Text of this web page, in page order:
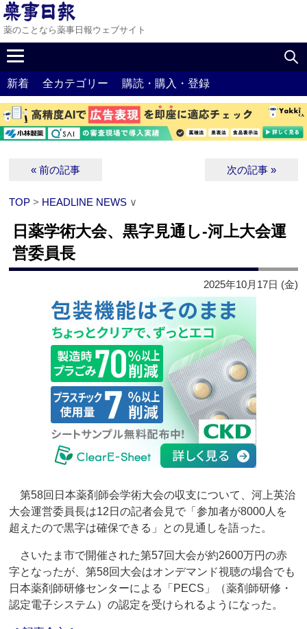
薬のことなら薬事日報ウェブサイト
新着 全カテゴリー 購読・購入・登録
« 前の記事 次の記事 »
TOP > HEADLINE NEWS ∨
日薬学術大会、黒字見通し‐河上大会運
営委員長
2025年10月17日 (金)
第58回日本薬剤師会学術大会の収支について、河上英治
大会運営委員長は12日の記者会見で「参加者が8000人を
超えたので黒字は確保できる」との見通しを語った。
さいたま市で開催された第57回大会が約2600万円の赤
字となったが、第58回大会はオンデマンド視聴の場合でも
日本薬剤師研修センターによる「PECS」（薬剤師研修・
認定電子システム）の認定を受けられるようになった。